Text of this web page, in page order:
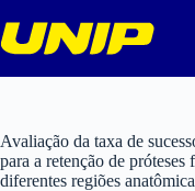
para
o
Avaliação da taxa de
para a retenção de próteses
diferentes regiões